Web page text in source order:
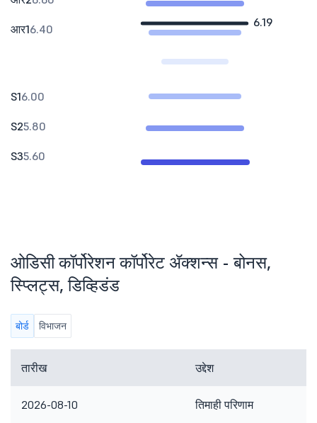
6.19
आर16.40
S16.00
S25.80
S35.60
ओडिसी कॉर्पोरेशन कॉर्पोरेट ॲक्शन्स - बोनस,
स्प्लिट्स, डिव्हिडंड
बोर्ड विभाजन
तारीख उद्देश
2026-08-10 तिमाही परिणाम